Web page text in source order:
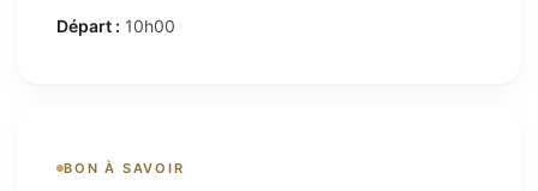
Départ : 10h00
BON À SAVOIR